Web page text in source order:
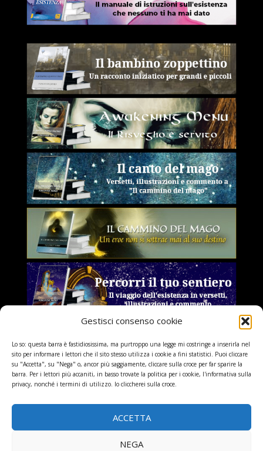
Gestisci consenso cookie
Lo so: questa barra è fastidiosissima, ma purtroppo una legge mi costringe a inserirla nel
sito per informare i lettori che il sito stesso utilizza i cookie a fini statistici. Puoi cliccare
su "Accetta", su "Nega" o, ancor più saggiamente, cliccare sulla croce per far sparire la
barra. Per i lettori più accaniti, in basso trovate la politica per i cookie, l'informativa sulla
privacy, nonché i termini di utilizzo. Io cliccherei sulla croce.
ACCETTA
NEGA
© Bellezza, Amore, Gioia – 2013/2022 – All rights reserved